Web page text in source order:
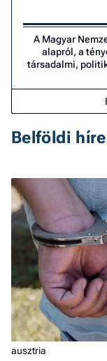
A Magyar
alapról, a
társadalmi,
Belföldi
ausztria